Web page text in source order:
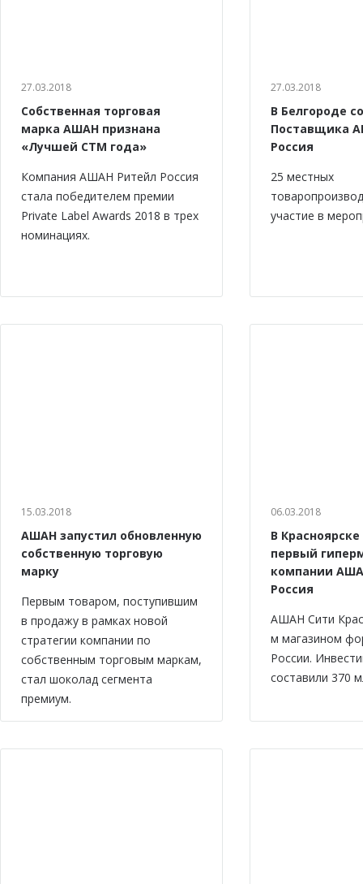
27.03.2018
Собственная торговая
марка АШАН признана
«Лучшей СТМ года»
Компания АШАН Ритейл Россия
стала победителем премии
Private Label Awards 2018 в трех
номинациях.
27.03.2018
В Белгороде
Поставщика
Россия
25 местных
участие в
15.03.2018
АШАН запустил обновленную
собственную торговую
марку
Первым товаром, поступившим
в продажу в рамках новой
стратегии компании по
собственным торговым маркам,
стал шоколад сегмента
премиум.
06.03.2018
В
первый
компании
Россия
АШАН Сити
м магазином
России.
составили 370